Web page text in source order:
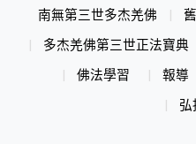
南無第三世多杰羌佛
多杰羌佛第三世正法寶典
佛法學習
報導
弘